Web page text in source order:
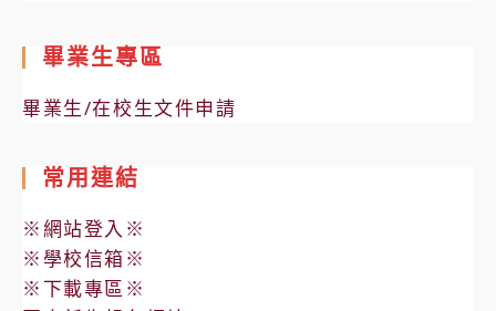
畢業生專區
畢業生/在校生文件申請
常用連結
※網站登入※
※學校信箱※
※下載專區※